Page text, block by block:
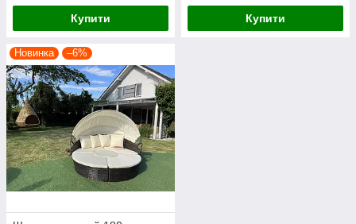
Купити Купити
Новинка –6%